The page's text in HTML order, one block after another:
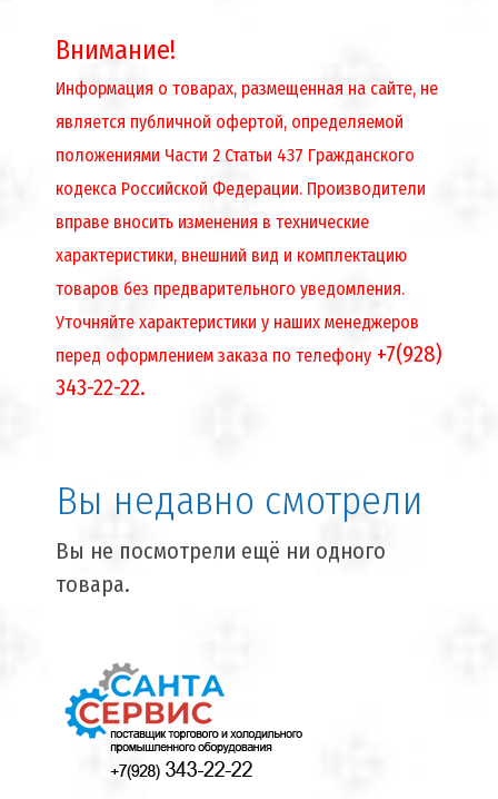
Внимание!
Информация о товарах, размещенная на сайте, не
является публичной офертой, определяемой
положениями Части 2 Статьи 437 Гражданского
кодекса Российской Федерации. Производители
вправе вносить изменения в технические
характеристики, внешний вид и комплектацию
товаров без предварительного уведомления.
Уточняйте характеристики у наших менеджеров
перед оформлением заказа по телефону +7(928)
343-22-22.
Вы недавно смотрели
Вы не посмотрели ещё ни одного
товара.